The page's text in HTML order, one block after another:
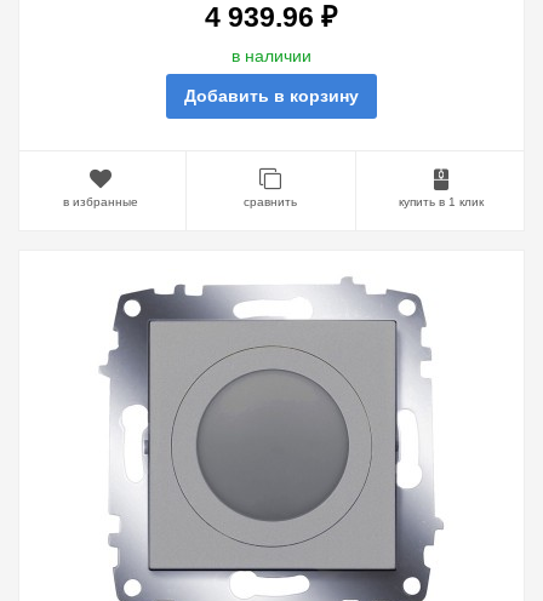
4 939.96 ₽
в наличии
Добавить в корзину
в избранные сравнить купить в 1 клик